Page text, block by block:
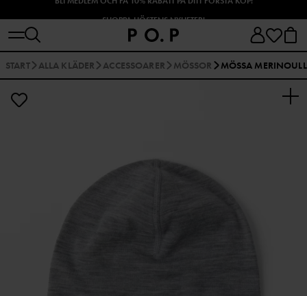
START ALLA KLÄDER ACCESSOARER MÖSSOR MÖSSA MERINOULL